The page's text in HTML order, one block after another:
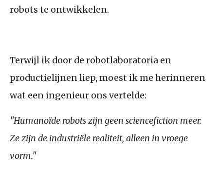
robots te ontwikkelen.
Terwijl ik door de robotlaboratoria en
productielijnen liep, moest ik me herinneren
wat een ingenieur ons vertelde:
"Humanoïde robots zijn geen sciencefiction meer.
Ze zijn de industriële realiteit, alleen in vroege
vorm."